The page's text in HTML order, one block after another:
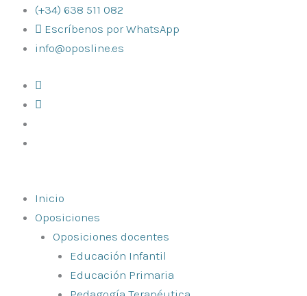
contenido
(+34) 638 511 082
Escríbenos por WhatsApp
info@oposline.es
Inicio
Oposiciones
Oposiciones docentes
Educación Infantil
Educación Primaria